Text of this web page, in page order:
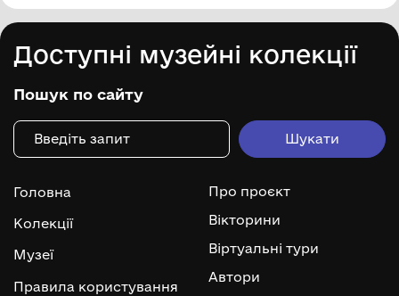
Доступні музейні колекції
Пошук по сайту
Головна
Колекції
Музеї
Правила користування
Про проєкт
Вікторини
Віртуальні тури
Автори